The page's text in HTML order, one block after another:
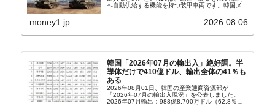
へ自動供給する機能を持つ装甲車両です。韓国メデ
から以下に一部を引きます。2005年に初めて...
money1.jp 2026.08.06
韓国「2026年07月の輸出入」絶好調。半
導体だけで410億ドル、輸出全体の41％も
ある
2026年08月01日、韓国の産業通商資源部が
「2026年07月の輸出入現況」を公表しました。
2026年07月輸出：988億8,700万ドル（62.8％）